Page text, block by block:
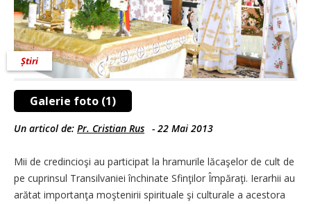
Galerie foto (1)
Știri
Un articol de: Pr. Cristian Rus - 22 Mai 2013
Mii de credincioşi au participat la hramurile lăcaşelor de cult de
pe cuprinsul Transilvaniei închinate Sfinţilor Împăraţi. Ierarhii au
arătat importanţa moştenirii spirituale şi culturale a acestora